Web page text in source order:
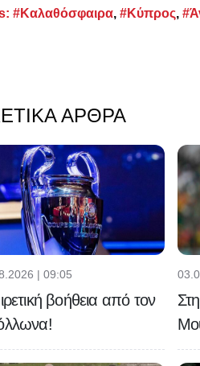
#Καλαθόσφαιρα, #Κύπρος,
ΆΡΘΡΑ
| 09:05
βοήθεια από τον